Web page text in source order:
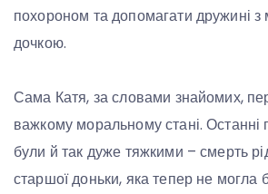
похороном та допомагати дружині
дочкою.
Сама Катя, за словами знайомих,
важкому моральному стані. Останні
були й так дуже тяжкими – смерть
старшої доньки, яка тепер не могла